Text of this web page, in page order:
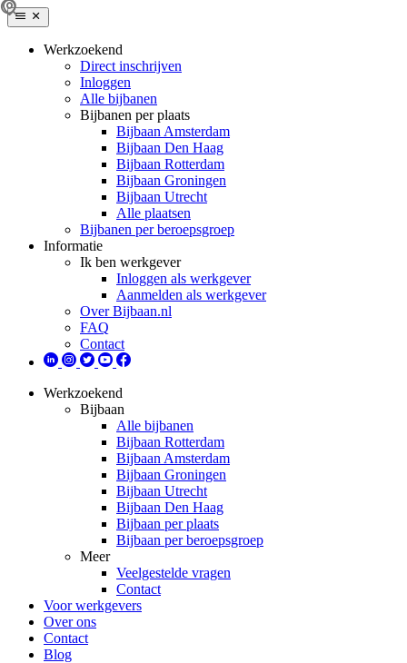
Werkzoekend
Direct inschrijven
Inloggen
Alle bijbanen
Bijbanen per plaats
Bijbaan Amsterdam
Bijbaan Den Haag
Bijbaan Rotterdam
Bijbaan Groningen
Bijbaan Utrecht
Alle plaatsen
Bijbanen per beroepsgroep
Informatie
Ik ben werkgever
Inloggen als werkgever
Aanmelden als werkgever
Over Bijbaan.nl
FAQ
Contact
Werkzoekend
Bijbaan
Alle bijbanen
Bijbaan Rotterdam
Bijbaan Amsterdam
Bijbaan Groningen
Bijbaan Utrecht
Bijbaan Den Haag
Bijbaan per plaats
Bijbaan per beroepsgroep
Meer
Veelgestelde vragen
Contact
Voor werkgevers
Over ons
Contact
Blog